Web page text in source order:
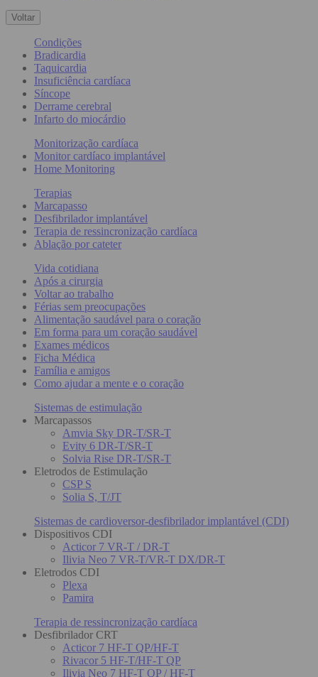
Voltar
Condições
Bradicardia
Taquicardia
Insuficiência cardíaca
Síncope
Derrame cerebral
Infarto do miocárdio
Monitorização cardíaca
Monitor cardíaco implantável
Home Monitoring
Terapias
Marcapasso
Desfibrilador implantável
Terapia de ressincronização cardíaca
Ablação por cateter
Vida cotidiana
Após a cirurgia
Voltar ao trabalho
Férias sem preocupações
Alimentação saudável para o coração
Em forma para um coração saudável
Exames médicos
Ficha Médica
Família e amigos
Como ajudar a mente e o coração
Sistemas de estimulação
Marcapassos
Amvia Sky DR-T/SR-T
Evity 6 DR-T/SR-T
Solvia Rise DR-T/SR-T
Eletrodos de Estimulação
CSP S
Solia S, T/JT
Sistemas de cardioversor-desfibrilador implantável (CDI)
Dispositivos CDI
Acticor 7 VR-T / DR-T
Ilivia Neo 7 VR-T/VR-T DX/DR-T
Eletrodos CDI
Plexa
Pamira
Terapia de ressincronização cardíaca
Desfibrilador CRT
Acticor 7 HF-T QP/HF-T
Rivacor 5 HF-T/HF-T QP
Ilivia Neo 7 HF-T QP / HF-T